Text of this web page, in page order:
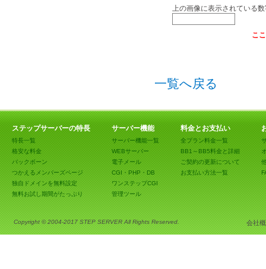
上の画像に表示されている
こ
一覧へ戻る
ステップサーバーの特長
特長一覧
格安な料金
バックボーン
つかえるメンバーズページ
独自ドメインを無料設定
無料お試し期間がたっぷり
サーバー機能
サーバー機能一覧
WEBサーバー
電子メール
CGI・PHP・DB
ワンステップCGI
管理ツール
料金とお支払い
全プラン料金一覧
BB1～BB5料金と詳細
ご契約の更新について
お支払い方法一覧
Copyright © 2004-2017 STEP SERVER All Rights Reserved. 会社